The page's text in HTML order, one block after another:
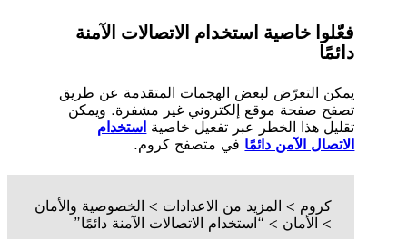
فعّلوا خاصية استخدام الاتصالات الآمنة
دائمًا
يمكن التعرّض لبعض الهجمات المتقدمة عن طريق
تصفح صفحة موقع إلكتروني غير مشفرة. ويمكن
تقليل هذا الخطر عبر تفعيل خاصية استخدام
الاتصال الآمن دائمًا في متصفح كروم.
كروم > المزيد من الاعدادات > الخصوصية والأمان
> الأمان > “استخدام الاتصالات الآمنة دائمًا”